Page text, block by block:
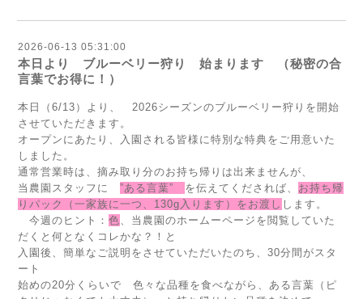
2026-06-13 05:31:00
本日より ブルーベリー狩り 始まります （秘密の合
言葉でお得に！）
本日（6/13）より、 2026シーズンのブルーベリー狩りを開始
させていただきます。
オープンにあたり、入園される皆様に特別な特典をご用意いた
しました。
通常営業時は、摘み取り分のお持ち帰りは出来ませんが、
当農園スタッフに ”ある言葉” を伝えてくだされば、 お持ち帰
りパック（一家族に一つ、130g入ります）をお渡し します。
今週のヒント： 色、当農園のホームーページを閲覧していた
だくと何となくコレかな？！と
入園後、簡単なご説明をさせていただいたのち、30分間がスタ
ート
始めの20分くらいで 色々な品種を食べながら、ある言葉（ピ